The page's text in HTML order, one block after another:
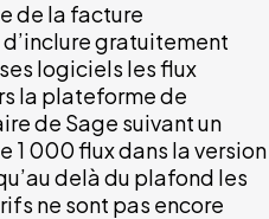
de la facture
gratuitement
logiciels les flux
la plateforme de
de Sage suivant un
1 000 flux dans la version
delà du plafond les
ne sont pas encore